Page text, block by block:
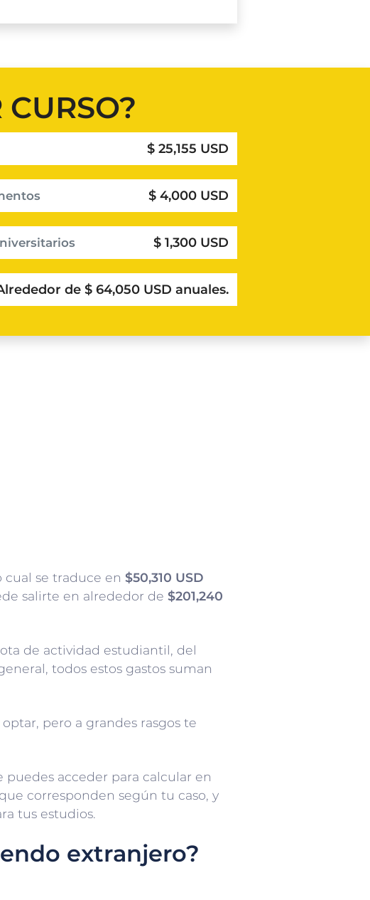
$ 25,155 USD
$ 4,000 USD
$ 1,300 USD
de $ 64,050 USD anuales.
cual se traduce en $50,310 USD
salirte en alrededor de $201,240
de actividad estudiantil, del
todos estos gastos suman
pero a grandes rasgos te
puedes acceder para calcular en
corresponden según tu caso, y
tus estudios.
extranjero?